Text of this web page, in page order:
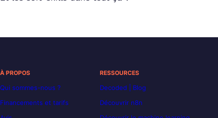
À PROPOS
Qui sommes-nous ?
Financements et tarifs
RESSOURCES
Decoded | Blog
Découvrir n8n